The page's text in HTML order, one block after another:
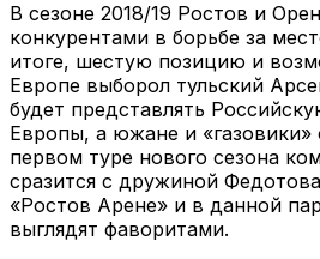
В сезоне 2018/19 Ростов и
конкурентами в борьбе за
итоге, шестую позицию и
Европе выборол тульский
будет представлять
Европы, а южане и «газовики»
первом туре нового сезона
сразится с дружиной
«Ростов Арене» и в данной
выглядят фаворитами.